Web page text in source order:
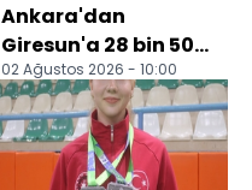
Ankara'dan
Giresun'a 28 bin 500
liralık taksi
yolculuğu, 8
saniyelik adrena...
02 Ağustos 2026 - 10:00